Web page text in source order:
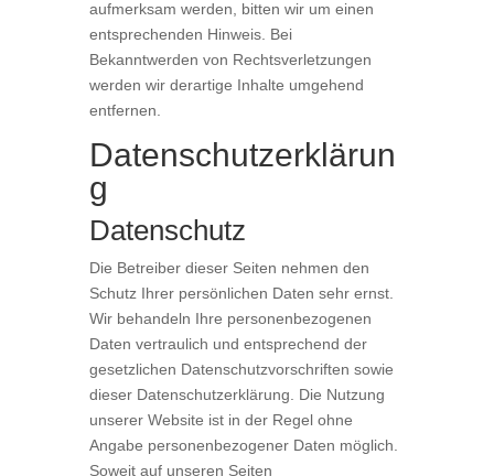
aufmerksam werden, bitten wir um einen
entsprechenden Hinweis. Bei
Bekanntwerden von Rechtsverletzungen
werden wir derartige Inhalte umgehend
entfernen.
Datenschutzerklärun
g
Datenschutz
Die Betreiber dieser Seiten nehmen den
Schutz Ihrer persönlichen Daten sehr ernst.
Wir behandeln Ihre personenbezogenen
Daten vertraulich und entsprechend der
gesetzlichen Datenschutzvorschriften sowie
dieser Datenschutzerklärung. Die Nutzung
unserer Website ist in der Regel ohne
Angabe personenbezogener Daten möglich.
Soweit auf unseren Seiten